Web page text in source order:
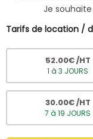
Je
Tarifs de location /
52.00€ /HT
1 à 3 JOURS
30.00€ /HT
7 à 19 JOURS